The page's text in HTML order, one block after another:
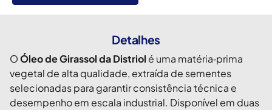
Detalhes
OÓleo de Girassol da Distriol é uma matéria‑prima
vegetal de alta qualidade, extraída de sementes
selecionadas para garantir consistência técnica e
desempenho em escala industrial. Disponível em duas